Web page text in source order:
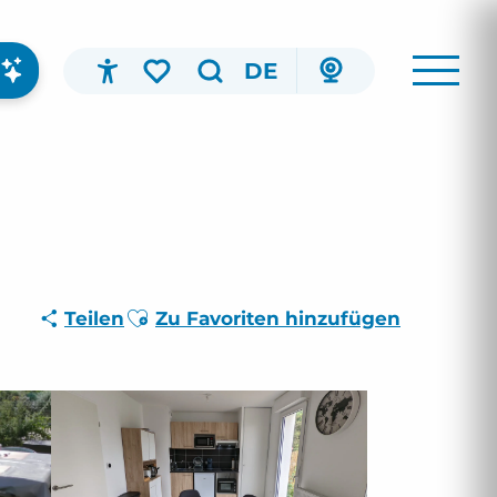
DE
Teilen Ajouter aux favoris
Zu Favoriten hinzufügen